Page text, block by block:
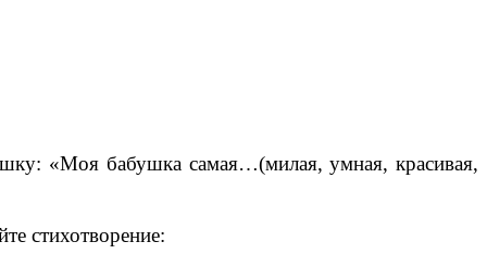
«Моя бабушка самая…(милая, умная, красивая,
стихотворение: